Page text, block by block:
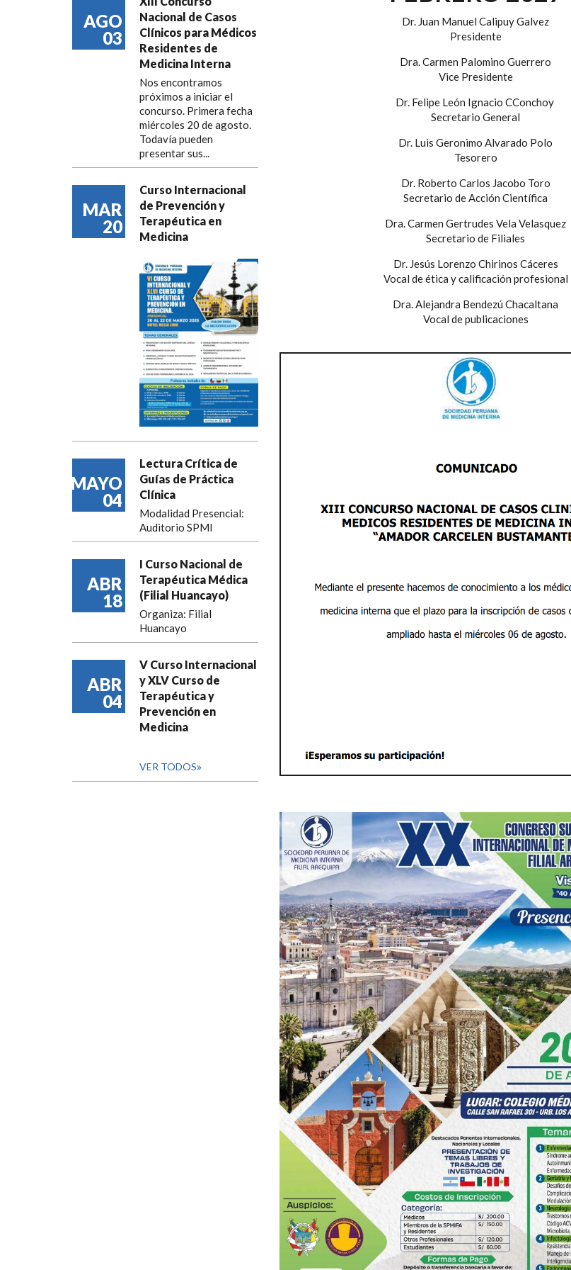
AGO
03
Nacional de Casos
Clínicos para Médicos
Residentes de
Medicina Interna
Nos encontramos
próximos a iniciar el
concurso. Primera fecha
miércoles 20 de agosto.
Todavía pueden
presentar sus...
MAR
20
Curso Internacional
de Prevención y
Terapéutica en
Medicina
MAYO
04
Lectura Crítica de
Guías de Práctica
Clínica
Modalidad Presencial:
Auditorio SPMI
ABR
18
I Curso Nacional de
Terapéutica Médica
(Filial Huancayo)
Organiza: Filial
Huancayo
ABR
04
V Curso Internacional
y XLV Curso de
Terapéutica y
Prevención en
Medicina
VER TODOS
Dr. Juan Manuel Calipuy Galvez
Presidente
Dra. Carmen Palomino Guerrero
Vice Presidente
Dr. Felipe León Ignacio CConchoy
Secretario General
Dr. Luis Geronimo Alvarado Polo
Tesorero
Dr. Roberto Carlos Jacobo Toro
Secretario de Acción Científica
Dra. Carmen Gertrudes Vela Velasquez
Secretario de Filiales
Dr. Jesús Lorenzo Chirinos Cáceres
Vocal de ética y calificación profesional
Dra. Alejandra Bendezú Chacaltana
Vocal de publicaciones